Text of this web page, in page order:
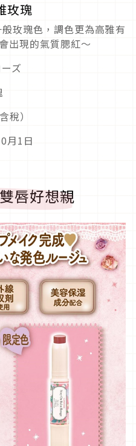
玫瑰
玫瑰色，調色更為高雅有
出現的氣質腮紅～
ズ
）
月1日
唇好想親